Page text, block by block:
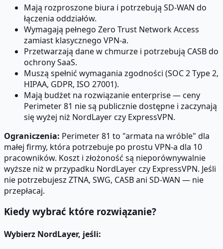
Mają rozproszone biura i potrzebują SD-WAN do
łączenia oddziałów.
Wymagają pełnego Zero Trust Network Access
zamiast klasycznego VPN-a.
Przetwarzają dane w chmurze i potrzebują CASB do
ochrony SaaS.
Muszą spełnić wymagania zgodności (SOC 2 Type 2,
HIPAA, GDPR, ISO 27001).
Mają budżet na rozwiązanie enterprise — ceny
Perimeter 81 nie są publicznie dostępne i zaczynają
się wyżej niż NordLayer czy ExpressVPN.
Ograniczenia: Perimeter 81 to "armata na wróble" dla
małej firmy, która potrzebuje po prostu VPN-a dla 10
pracowników. Koszt i złożoność są nieporównywalnie
wyższe niż w przypadku NordLayer czy ExpressVPN. Jeśli
nie potrzebujesz ZTNA, SWG, CASB ani SD-WAN — nie
przepłacaj.
Kiedy wybrać które rozwiązanie?
Wybierz NordLayer, jeśli: